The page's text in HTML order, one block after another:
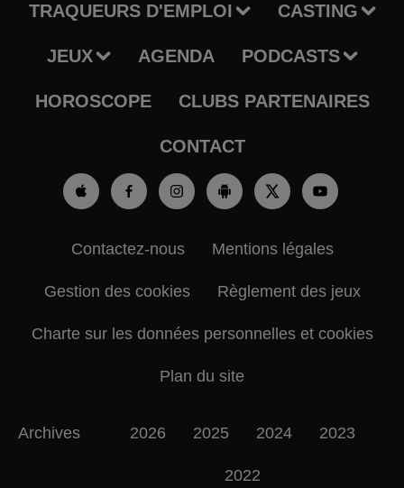
TRAQUEURS D'EMPLOI CASTING
JEUX AGENDA PODCASTS
HOROSCOPE CLUBS PARTENAIRES
CONTACT
Contactez-nous Mentions légales
Gestion des cookies Règlement des jeux
Charte sur les données personnelles et cookies
Plan du site
Archives 2026 2025 2024 2023
2022